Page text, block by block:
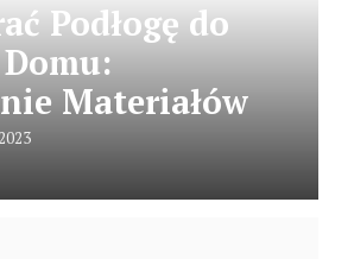
Podłogę do
Materiałów